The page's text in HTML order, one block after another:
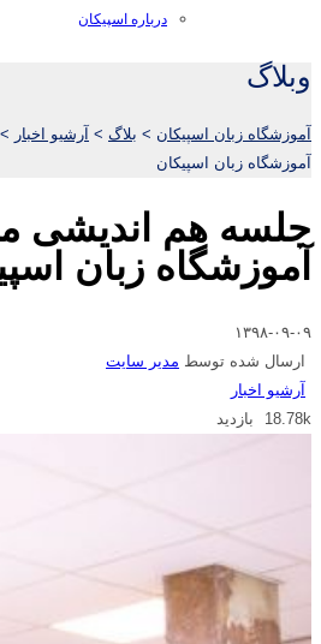
درباره اسپیکان
وبلاگ
آموزشگاه زبان اسپیکان > بلاگ > آرشیو اخبار >
آموزشگاه زبان اسپیکان
جلسه هم اندیشی
آموزشگاه زبان
۱۳۹۸-۰۹-۰۹
ارسال شده توسط مدیر سایت
آرشیو اخبار
18.78k بازدید